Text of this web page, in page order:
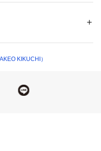
マチトートバッグが登場。
のシボ感に、ポイントであ
ススタイルでも合わせられ
KIKUCHI）